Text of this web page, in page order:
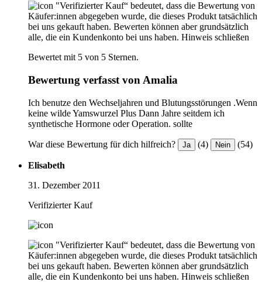
"Verifizierter Kauf“ bedeutet, dass die Bewertung von
Käufer:innen abgegeben wurde, die dieses Produkt tatsächlich
bei uns gekauft haben. Bewerten können aber grundsätzlich
alle, die ein Kundenkonto bei uns haben. Hinweis schließen
Bewertet mit 5 von 5 Sternen.
Bewertung verfasst von Amalia
Ich benutze den Wechseljahren und Blutungsstörungen .Wenn
keine wilde Yamswurzel Plus Dann Jahre seitdem ich
synthetische Hormone oder Operation. sollte
War diese Bewertung für dich hilfreich? Ja (4) Nein (54)
Elisabeth
31. Dezember 2011
Verifizierter Kauf
"Verifizierter Kauf“ bedeutet, dass die Bewertung von
Käufer:innen abgegeben wurde, die dieses Produkt tatsächlich
bei uns gekauft haben. Bewerten können aber grundsätzlich
alle, die ein Kundenkonto bei uns haben. Hinweis schließen